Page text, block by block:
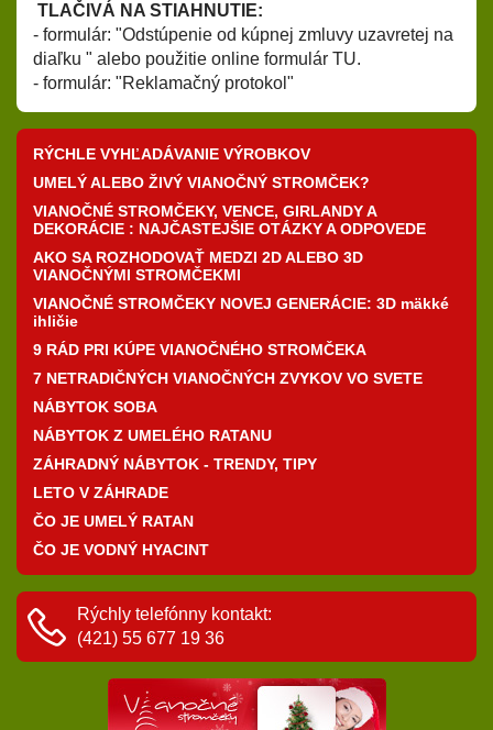
TLAČIVÁ NA STIAHNUTIE:
- formulár: "Odstúpenie od kúpnej zmluvy uzavretej na
diaľku " alebo použitie online formulár TU.
- formulár: "Reklamačný protokol"
RÝCHLE VYHĽADÁVANIE VÝROBKOV
UMELÝ ALEBO ŽIVÝ VIANOČNÝ STROMČEK?
VIANOČNÉ STROMČEKY, VENCE, GIRLANDY A
DEKORÁCIE : NAJČASTEJŠIE OTÁZKY A ODPOVEDE
AKO SA ROZHODOVAŤ MEDZI 2D ALEBO 3D
VIANOČNÝMI STROMČEKMI
VIANOČNÉ STROMČEKY NOVEJ GENERÁCIE: 3D mäkké
ihličie
9 RÁD PRI KÚPE VIANOČNÉHO STROMČEKA
7 NETRADIČNÝCH VIANOČNÝCH ZVYKOV VO SVETE
NÁBYTOK SOBA
NÁBYTOK Z UMELÉHO RATANU
ZÁHRADNÝ NÁBYTOK - TRENDY, TIPY
LETO V ZÁHRADE
ČO JE UMELÝ RATAN
ČO JE VODNÝ HYACINT
Rýchly telefónny kontakt:
(421) 55 677 19 36